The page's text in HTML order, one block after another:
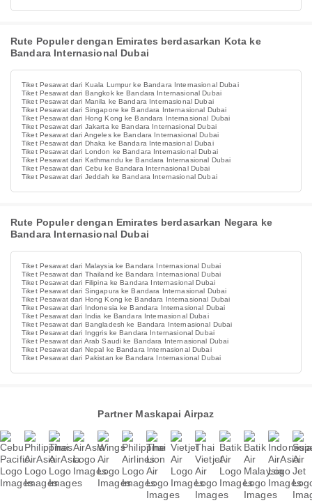
Rute Populer dengan Emirates berdasarkan Kota ke
Bandara Internasional Dubai
Tiket Pesawat dari Kuala Lumpur ke Bandara Internasional Dubai
Tiket Pesawat dari Bangkok ke Bandara Internasional Dubai
Tiket Pesawat dari Manila ke Bandara Internasional Dubai
Tiket Pesawat dari Singapore ke Bandara Internasional Dubai
Tiket Pesawat dari Hong Kong ke Bandara Internasional Dubai
Tiket Pesawat dari Jakarta ke Bandara Internasional Dubai
Tiket Pesawat dari Angeles ke Bandara Internasional Dubai
Tiket Pesawat dari Dhaka ke Bandara Internasional Dubai
Tiket Pesawat dari London ke Bandara Internasional Dubai
Tiket Pesawat dari Kathmandu ke Bandara Internasional Dubai
Tiket Pesawat dari Cebu ke Bandara Internasional Dubai
Tiket Pesawat dari Jeddah ke Bandara Internasional Dubai
Rute Populer dengan Emirates berdasarkan Negara ke
Bandara Internasional Dubai
Tiket Pesawat dari Malaysia ke Bandara Internasional Dubai
Tiket Pesawat dari Thailand ke Bandara Internasional Dubai
Tiket Pesawat dari Filipina ke Bandara Internasional Dubai
Tiket Pesawat dari Singapura ke Bandara Internasional Dubai
Tiket Pesawat dari Hong Kong ke Bandara Internasional Dubai
Tiket Pesawat dari Indonesia ke Bandara Internasional Dubai
Tiket Pesawat dari India ke Bandara Internasional Dubai
Tiket Pesawat dari Bangladesh ke Bandara Internasional Dubai
Tiket Pesawat dari Inggris ke Bandara Internasional Dubai
Tiket Pesawat dari Arab Saudi ke Bandara Internasional Dubai
Tiket Pesawat dari Nepal ke Bandara Internasional Dubai
Tiket Pesawat dari Pakistan ke Bandara Internasional Dubai
Partner Maskapai Airpaz